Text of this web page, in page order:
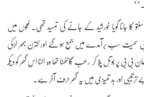
کا جانا گویا خورشید کے جانے کی تمہید تھی۔ لمحوں میں
سمیت سب برآمدے میں جمع ہو گئے اور کترن بھر لڑکی
بی بی پر بوتل پلا کر رعب گانٹھنا تھا وہ الٹا اس گھر کو دیکھ
ترتیبی اور بد تمیزی میں یہ گھر حرف آخر ہے۔